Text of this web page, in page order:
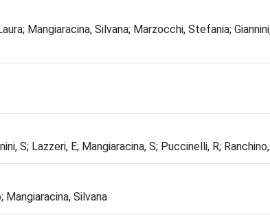
Mangiaracina, Silvana; Marzocchi, Stefania;
S; Lazzeri, E; Mangiaracina, S; Puccinelli, R;
Mangiaracina, Silvana